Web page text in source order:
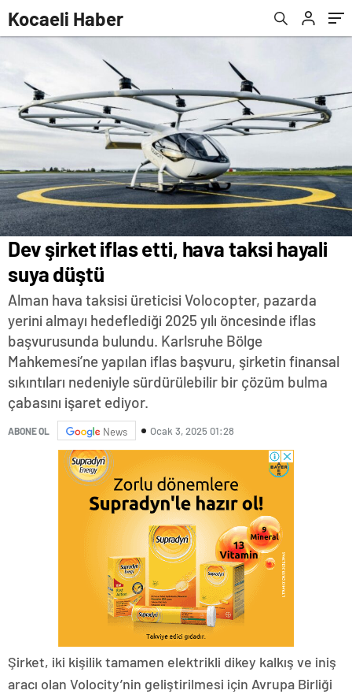
Kocaeli Haber
Dev şirket iflas etti, hava taksi hayali
suya düştü
Alman hava taksisi üreticisi Volocopter, pazarda
yerini almayı hedeflediği 2025 yılı öncesinde iflas
başvurusunda bulundu. Karlsruhe Bölge
Mahkemesi’ne yapılan iflas başvuru, şirketin finansal
sıkıntıları nedeniyle sürdürülebilir bir çözüm bulma
çabasını işaret ediyor.
ABONE OL News Ocak 3, 2025 01:28
Şirket, iki kişilik tamamen elektrikli dikey kalkış ve iniş
aracı olan Volocity’nin geliştirilmesi için Avrupa Birliği